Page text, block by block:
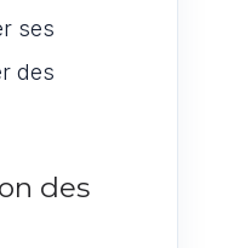
ses
des
des